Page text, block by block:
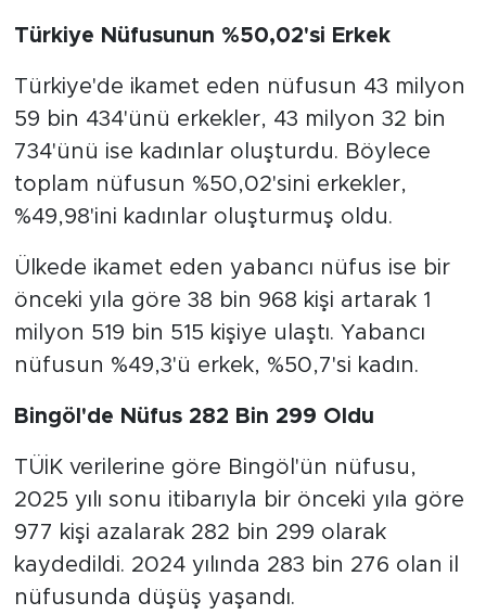
Türkiye Nüfusunun %50,02'si Erkek
Türkiye'de ikamet eden nüfusun 43 milyon
59 bin 434'ünü erkekler, 43 milyon 32 bin
734'ünü ise kadınlar oluşturdu. Böylece
toplam nüfusun %50,02'sini erkekler,
%49,98'ini kadınlar oluşturmuş oldu.
Ülkede ikamet eden yabancı nüfus ise bir
önceki yıla göre 38 bin 968 kişi artarak 1
milyon 519 bin 515 kişiye ulaştı. Yabancı
nüfusun %49,3'ü erkek, %50,7'si kadın.
Bingöl'de Nüfus 282 Bin 299 Oldu
TÜİK verilerine göre Bingöl'ün nüfusu,
2025 yılı sonu itibarıyla bir önceki yıla göre
977 kişi azalarak 282 bin 299 olarak
kaydedildi. 2024 yılında 283 bin 276 olan il
nüfusunda düşüş yaşandı.